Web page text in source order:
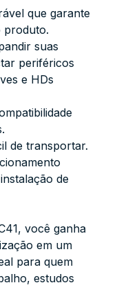
que garante
produto.
suas
periféricos
e HDs
de transportar.
de
você ganha
em um
para quem
estudos